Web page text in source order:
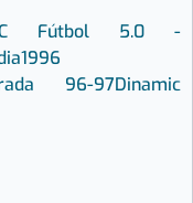
Fútbol 5.0 -
1996
96-97Dinamic